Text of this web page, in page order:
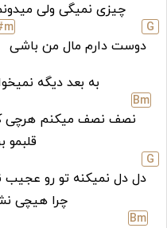
چیزی نمیگی ولی
G
دوست دارم مال من باشی
m
به بعد دیگه
Bm
نصف نصف میکنم هرچی
قلبمو
G
دل دل نمیکنه تو رو عجیب
چرا هیچی
Bm